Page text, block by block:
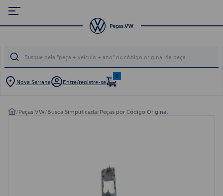
Nova Serrana Entre/registre-se
0
/Peças VW/Busca Simplificada/Peças por Código Original